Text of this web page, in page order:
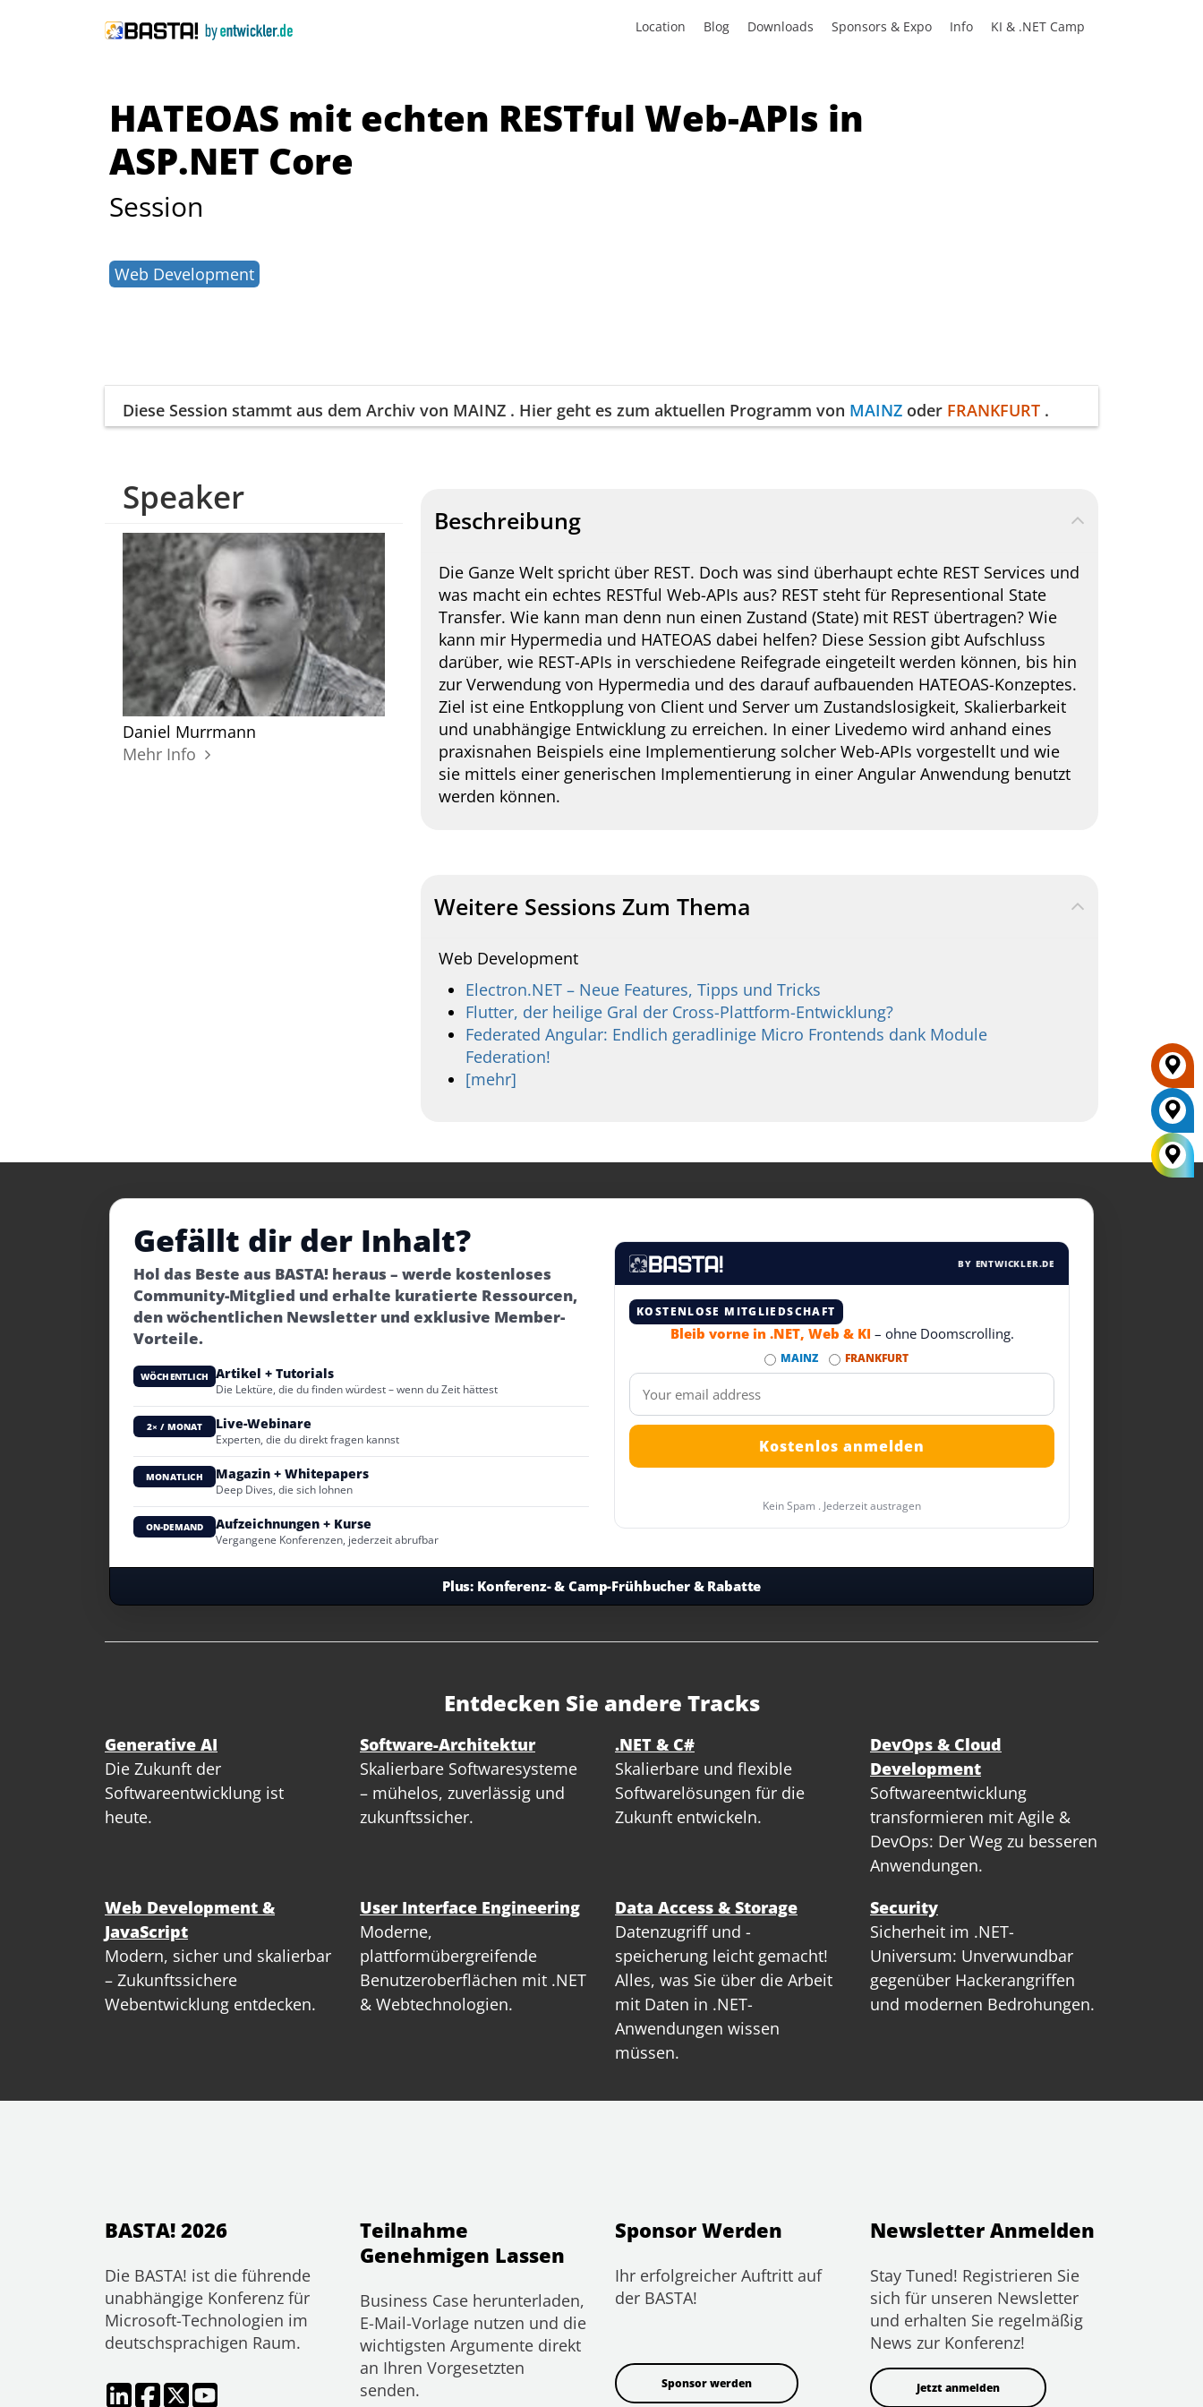
Location Blog Downloads Sponsors & Expo Info KI & .NET Camp
HATEOAS mit echten RESTful Web-APIs in
ASP.NET Core
Session
Web Development
Diese Session stammt aus dem Archiv von MAINZ . Hier geht es zum aktuellen Programm von MAINZ oder FRANKFURT .
Speaker
Daniel Murrmann
Mehr Info
Beschreibung
Die Ganze Welt spricht über REST. Doch was sind überhaupt echte REST Services und
was macht ein echtes RESTful Web-APIs aus? REST steht für Representional State
Transfer. Wie kann man denn nun einen Zustand (State) mit REST übertragen? Wie
kann mir Hypermedia und HATEOAS dabei helfen? Diese Session gibt Aufschluss
darüber, wie REST-APIs in verschiedene Reifegrade eingeteilt werden können, bis hin
zur Verwendung von Hypermedia und des darauf aufbauenden HATEOAS-Konzeptes.
Ziel ist eine Entkopplung von Client und Server um Zustandslosigkeit, Skalierbarkeit
und unabhängige Entwicklung zu erreichen. In einer Livedemo wird anhand eines
praxisnahen Beispiels eine Implementierung solcher Web-APIs vorgestellt und wie
sie mittels einer generischen Implementierung in einer Angular Anwendung benutzt
werden können.
Weitere Sessions Zum Thema
Web Development
Electron.NET – Neue Features, Tipps und Tricks
Flutter, der heilige Gral der Cross-Plattform-Entwicklung?
Federated Angular: Endlich geradlinige Micro Frontends dank Module
Federation!
[mehr]
Gefällt dir der Inhalt?
Hol das Beste aus BASTA! heraus – werde kostenloses
Community-Mitglied und erhalte kuratierte Ressourcen,
den wöchentlichen Newsletter und exklusive Member-
Vorteile.
WÖCHENTLICH Artikel + Tutorials
Die Lektüre, die du finden würdest – wenn du Zeit hättest
2× / MONAT Live-Webinare
Experten, die du direkt fragen kannst
MONATLICH Magazin + Whitepapers
Deep Dives, die sich lohnen
ON-DEMAND Aufzeichnungen + Kurse
Vergangene Konferenzen, jederzeit abrufbar
BY ENTWICKLER.DE
KOSTENLOSE MITGLIEDSCHAFT
Bleib vorne in .NET, Web & KI – ohne Doomscrolling.
MAINZ FRANKFURT
Kein Spam . Jederzeit austragen
Plus: Konferenz- & Camp-Frühbucher & Rabatte
Entdecken Sie andere Tracks
Generative AI
Die Zukunft der
Softwareentwicklung ist
heute.
Software-Architektur
Skalierbare Softwaresysteme
– mühelos, zuverlässig und
zukunftssicher.
.NET & C#
Skalierbare und flexible
Softwarelösungen für die
Zukunft entwickeln.
DevOps & Cloud
Development
Softwareentwicklung
transformieren mit Agile &
DevOps: Der Weg zu besseren
Anwendungen.
Web Development &
JavaScript
Modern, sicher und skalierbar
– Zukunftssichere
Webentwicklung entdecken.
User Interface Engineering
Moderne,
plattformübergreifende
Benutzeroberflächen mit .NET
& Webtechnologien.
Data Access & Storage
Datenzugriff und -
speicherung leicht gemacht!
Alles, was Sie über die Arbeit
mit Daten in .NET-
Anwendungen wissen
müssen.
Security
Sicherheit im .NET-
Universum: Unverwundbar
gegenüber Hackerangriffen
und modernen Bedrohungen.
BASTA! 2026
Die BASTA! ist die führende
unabhängige Konferenz für
Microsoft-Technologien im
deutschsprachigen Raum.
Teilnahme
Genehmigen Lassen
Business Case herunterladen,
E-Mail-Vorlage nutzen und die
wichtigsten Argumente direkt
an Ihren Vorgesetzten
senden.
Sponsor Werden
Ihr erfolgreicher Auftritt auf
der BASTA!
Sponsor werden
Newsletter Anmelden
Stay Tuned! Registrieren Sie
sich für unseren Newsletter
und erhalten Sie regelmäßig
News zur Konferenz!
Jetzt anmelden